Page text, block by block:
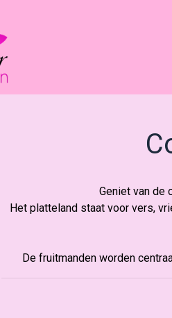
Geniet van de
Het platteland staat voor vers,
De fruitmanden worden